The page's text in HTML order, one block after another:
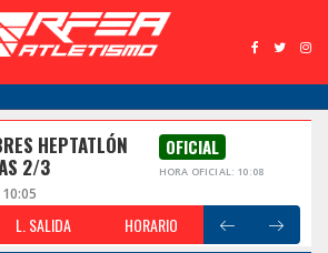
HEPTATLÓN
2/3
OFICIAL
HORA OFICIAL: 10:08
L. SALIDA HORARIO